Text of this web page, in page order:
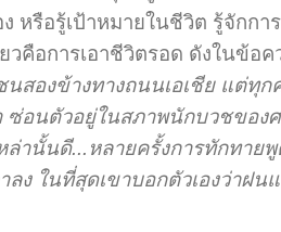
รือรู้เป้าหมายในชีวิต รู้จักการ
คือการเอาชีวิตรอด ดังในข้อค
สองข้างทางถนนเอเชีย แต่ทุก
ซ่อนตัวอยู่ในสภาพนักบวชของ
ล่านั้นดี...หลายครั้งการทักทาย
ลง ในที่สุดเขาบอกตัวเองว่าฝน